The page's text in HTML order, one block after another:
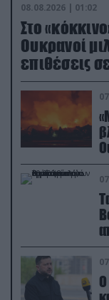
08.08.2026 | 01:02
Στο
Ουκρανοί
επιθέσεις